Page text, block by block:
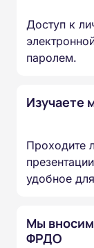
Доступ к
паролем.
Изучаете
Проходите
удобное
Мы
ФРДО